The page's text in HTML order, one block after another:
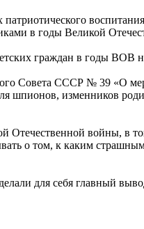
патриотического
в годы Великой
граждан в годы ВОВ
Совета СССР № 39 «О
шпионов, изменников
Отечественной войны, в
о том, к каким
для себя главный